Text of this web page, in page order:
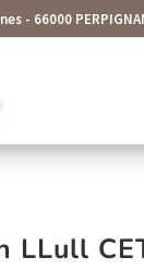
}
- 66000
LLull